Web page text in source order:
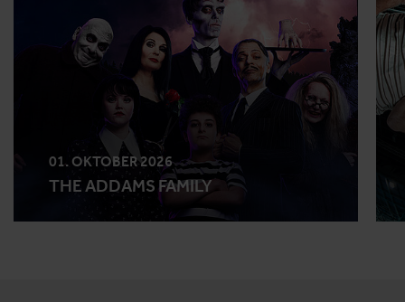
01. OKTOBER 2026
THE ADDAMS FAMILY